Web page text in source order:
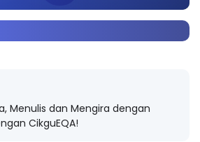
Menulis dan Mengira dengan
CikguEQA!